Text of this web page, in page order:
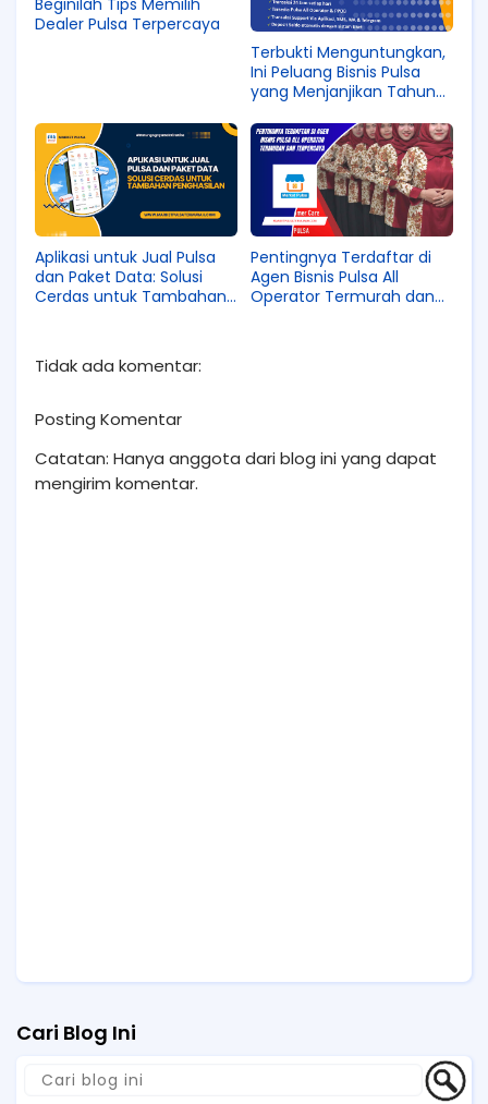
Dealer Pulsa Terpercaya
Terbukti Menguntungkan,
Ini Peluang Bisnis Pulsa
yang Menjanjikan Tahun
Aplikasi untuk Jual Pulsa
dan Paket Data: Solusi
Cerdas untuk Tambahan
Pentingnya Terdaftar di
Agen Bisnis Pulsa All
Operator Termurah dan
Tidak ada komentar:
Posting Komentar
Catatan: Hanya anggota dari blog ini yang dapat
mengirim komentar.
Cari Blog Ini